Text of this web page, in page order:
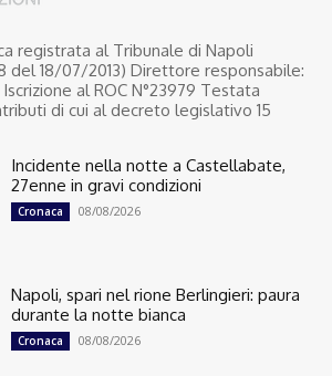
registrata al Tribunale di Napoli
del 18/07/2013) Direttore responsabile:
al ROC N°23979 Testata
di cui al decreto legislativo 15
Incidente nella notte a Castellabate,
27enne in gravi condizioni
Cronaca 08/08/2026
Napoli, spari nel rione Berlingieri: paura
durante la notte bianca
Cronaca 08/08/2026